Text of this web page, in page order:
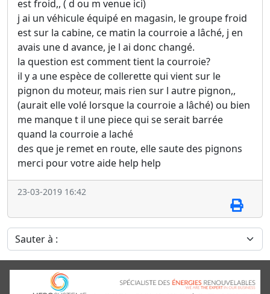
est froid,, ( d ou m venue ici)
j ai un véhicule équipé en magasin, le groupe froid
est sur la cabine, ce matin la courroie a lâché, j en
avais une d avance, je l ai donc changé.
la question est comment tient la courroie?
il y a une espèce de collerette qui vient sur le
pignon du moteur, mais rien sur l autre pignon,,
(aurait elle volé lorsque la courroie a lâché) ou bien
me manque t il une piece qui se serait barrée
quand la courroie a laché
des que je remet en route, elle saute des pignons
merci pour votre aide help help
23-03-2019 16:42
Sauter à :